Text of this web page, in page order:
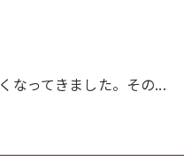
なってきました。その...